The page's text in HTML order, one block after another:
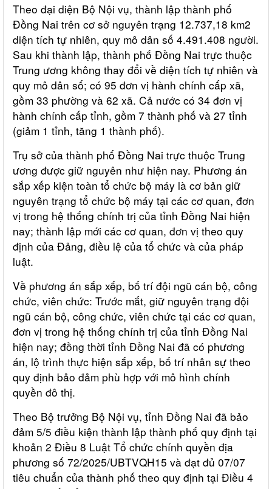
Theo đại diện Bộ Nội vụ, thành lập thành phố
Đồng Nai trên cơ sở nguyên trạng 12.737,18 km2
diện tích tự nhiên, quy mô dân số 4.491.408 người.
Sau khi thành lập, thành phố Đồng Nai trực thuộc
Trung ương không thay đổi về diện tích tự nhiên và
quy mô dân số; có 95 đơn vị hành chính cấp xã,
gồm 33 phường và 62 xã. Cả nước có 34 đơn vị
hành chính cấp tỉnh, gồm 7 thành phố và 27 tỉnh
(giảm 1 tỉnh, tăng 1 thành phố).
Trụ sở của thành phố Đồng Nai trực thuộc Trung
ương được giữ nguyên như hiện nay. Phương án
sắp xếp kiện toàn tổ chức bộ máy là cơ bản giữ
nguyên trạng tổ chức bộ máy tại các cơ quan, đơn
vị trong hệ thống chính trị của tỉnh Đồng Nai hiện
nay; thành lập mới các cơ quan, đơn vị theo quy
định của Đảng, điều lệ của tổ chức và của pháp
luật.
Về phương án sắp xếp, bố trí đội ngũ cán bộ, công
chức, viên chức: Trước mắt, giữ nguyên trạng đội
ngũ cán bộ, công chức, viên chức tại các cơ quan,
đơn vị trong hệ thống chính trị của tỉnh Đồng Nai
hiện nay; đồng thời tỉnh Đồng Nai đã có phương
án, lộ trình thực hiện sắp xếp, bố trí nhân sự theo
quy định bảo đảm phù hợp với mô hình chính
quyền đô thị.
Theo Bộ trưởng Bộ Nội vụ, tỉnh Đồng Nai đã bảo
đảm 5/5 điều kiện thành lập thành phố quy định tại
khoản 2 Điều 8 Luật Tổ chức chính quyền địa
phương số 72/2025/UBTVQH15 và đạt đủ 07/07
tiêu chuẩn của thành phố theo quy định tại Điều 4